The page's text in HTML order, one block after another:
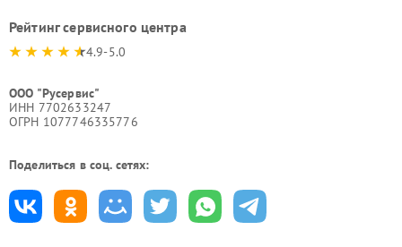
Рейтинг сервисного центра
4.9-5.0
ООО "Русервис"
ИНН 7702633247
ОГРН 1077746335776
Поделиться в соц. сетях: